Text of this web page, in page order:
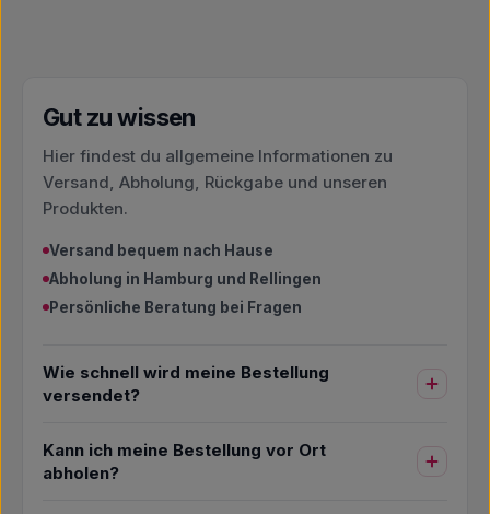
Gut zu wissen
Hier findest du allgemeine Informationen zu
Versand, Abholung, Rückgabe und unseren
Produkten.
Versand bequem nach Hause
Abholung in Hamburg und Rellingen
Persönliche Beratung bei Fragen
Wie schnell wird meine Bestellung
versendet?
Kann ich meine Bestellung vor Ort
abholen?